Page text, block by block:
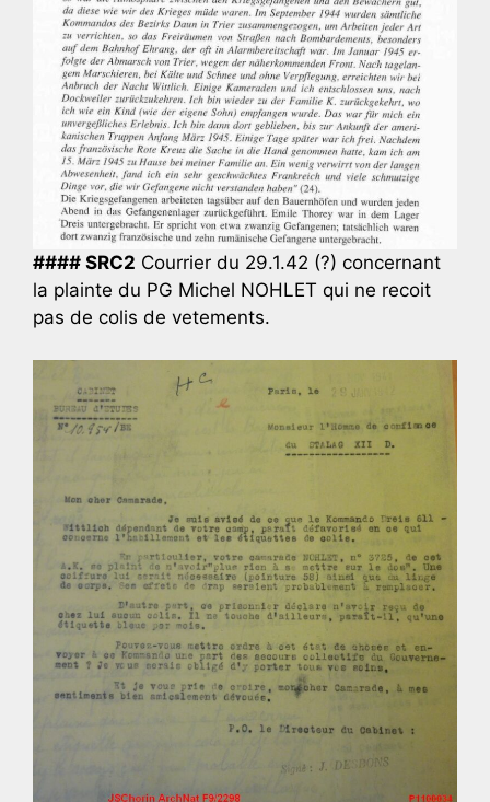
#### SRC2 Courrier du 29.1.42 (?) concernant
la plainte du PG Michel NOHLET qui ne recoit
pas de colis de vetements.